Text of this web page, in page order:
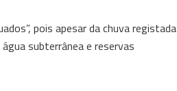
pois apesar da chuva registada
subterrânea e reservas